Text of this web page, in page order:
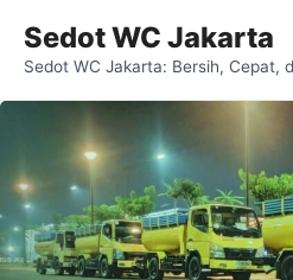
Sedot WC Jakarta
Sedot WC Jakarta: Bersih, Cepat,